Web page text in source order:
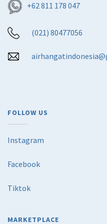
+62 811 178 047
(021) 80477056
FOLLOW US
Instagram
Facebook
Tiktok
MARKETPLACE